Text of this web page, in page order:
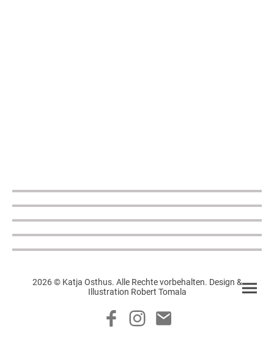
2026 © Katja Osthus. Alle Rechte vorbehalten. Design &
Illustration Robert Tomala